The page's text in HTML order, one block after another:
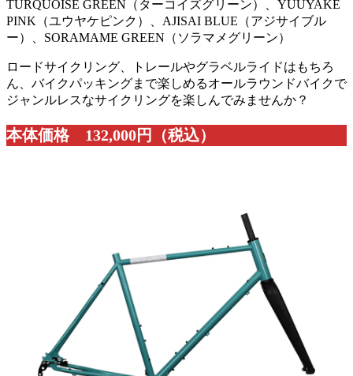
TURQUOISE GREEN（ターコイズグリーン）、YUUYAKE
PINK（ユウヤケピンク）、AJISAI BLUE（アジサイブル
ー）、SORAMAME GREEN（ソラマメグリーン）
ロードサイクリング、トレールやグラベルライドはもちろ
ん、バイクパッキングまで楽しめるオールラウンドバイクで
ジャンルレスなサイクリングを楽しんでみませんか？
本体価格 132,000円（税込）